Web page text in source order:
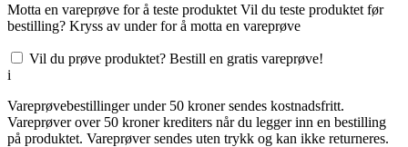
Motta en vareprøve for å teste produktet Vil du teste produktet før
bestilling? Kryss av under for å motta en vareprøve
Vil du prøve produktet? Bestill en gratis vareprøve!
i
Vareprøvebestillinger under 50 kroner sendes kostnadsfritt.
Vareprøver over 50 kroner krediters når du legger inn en bestilling
på produktet. Vareprøver sendes uten trykk og kan ikke returneres.